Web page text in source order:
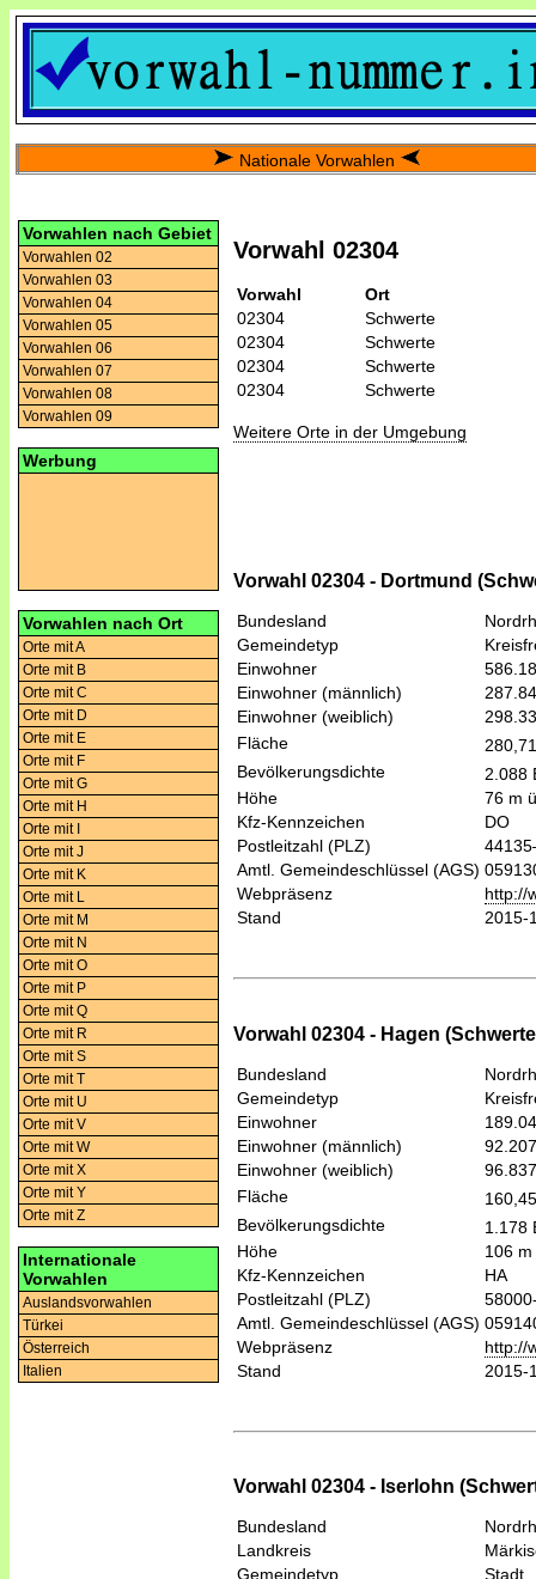
Nationale Vorwahlen
Vorwahlen nach Gebiet
Vorwahlen 02
Vorwahlen 03
Vorwahlen 04
Vorwahlen 05
Vorwahlen 06
Vorwahlen 07
Vorwahlen 08
Vorwahlen 09
Werbung
Vorwahlen nach Ort
Orte mit A
Orte mit B
Orte mit C
Orte mit D
Orte mit E
Orte mit F
Orte mit G
Orte mit H
Orte mit I
Orte mit J
Orte mit K
Orte mit L
Orte mit M
Orte mit N
Orte mit O
Orte mit P
Orte mit Q
Orte mit R
Orte mit S
Orte mit T
Orte mit U
Orte mit V
Orte mit W
Orte mit X
Orte mit Y
Orte mit Z
Internationale
Vorwahlen
Auslandsvorwahlen
Türkei
Österreich
Italien
Vorwahl 02304
Vorwahl
Ort
02304
Schwerte
02304
Schwerte
02304
Schwerte
02304
Schwerte
Weitere Orte in der Umgebung
Vorwahl 02304 - Dortmund
Bundesland
Gemeindetyp
Einwohner
Einwohner (männlich)
Einwohner (weiblich)
Fläche
Bevölkerungsdichte
2.088
Höhe
76 m
Kfz-Kennzeichen
DO
Postleitzahl (PLZ)
Amtl. Gemeindeschlüssel (AGS)
Webpräsenz
http://
Stand
2015-
Vorwahl 02304 - Hagen
Bundesland
Gemeindetyp
Einwohner
Einwohner (männlich)
92.207
Einwohner (weiblich)
96.837
Fläche
Bevölkerungsdichte
1.178
Höhe
106
Kfz-Kennzeichen
HA
Postleitzahl (PLZ)
Amtl. Gemeindeschlüssel (AGS)
Webpräsenz
http://
Stand
2015-
Vorwahl 02304 - Iserlohn
Bundesland
Landkreis
Gemeindetyp
Stadt